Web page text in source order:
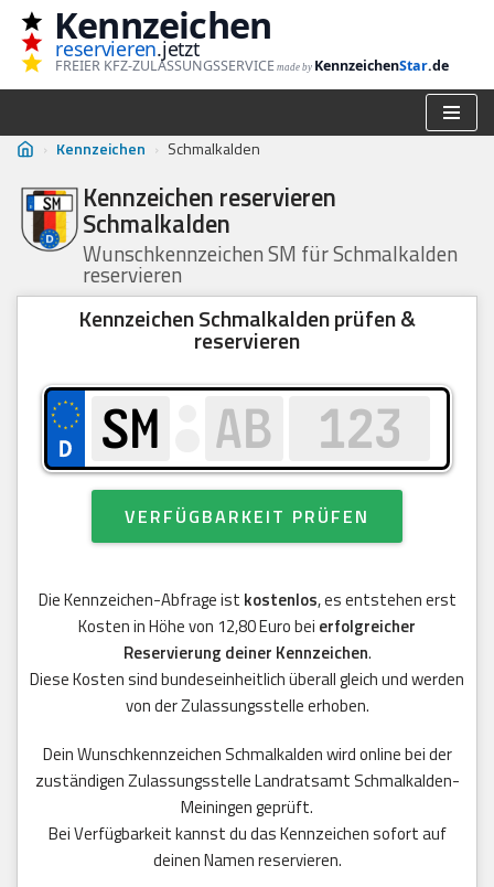
Zum
Inhalt
Kennzeichen
reservieren.jetzt
FREIER KFZ-ZULASSUNGSSERVICE made by KennzeichenStar.de
› Kennzeichen › Schmalkalden
Kennzeichen reservieren
Schmalkalden
Wunschkennzeichen SM für Schmalkalden
reservieren
Kennzeichen Schmalkalden prüfen &
reservieren
VERFÜGBARKEIT PRÜFEN
Die Kennzeichen-Abfrage ist kostenlos, es entstehen erst
Kosten in Höhe von 12,80 Euro bei erfolgreicher
Reservierung deiner Kennzeichen.
Diese Kosten sind bundeseinheitlich überall gleich und werden
von der Zulassungsstelle erhoben.
Dein Wunschkennzeichen Schmalkalden wird online bei der
zuständigen Zulassungsstelle Landratsamt Schmalkalden-
Meiningen geprüft.
Bei Verfügbarkeit kannst du das Kennzeichen sofort auf
deinen Namen reservieren.